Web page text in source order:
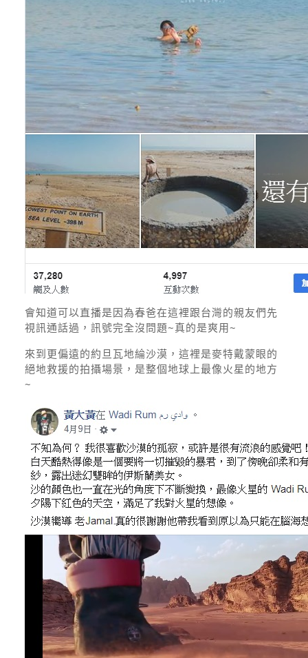
會知道可以直播是因為春爸在這裡跟台灣的親友們先
視訊通話過，訊號完全沒問題~真的是爽用~
來到更偏遠的約旦瓦地綸沙漠，這裡是麥特戴蒙眼的
絕地救援的拍攝場景，是整個地球上最像火星的地方
~